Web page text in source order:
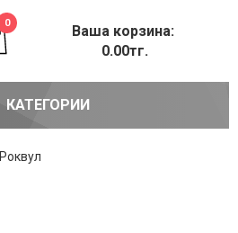
0
Ваша корзина:
0.00тг.
КАТЕГОРИИ
Роквул